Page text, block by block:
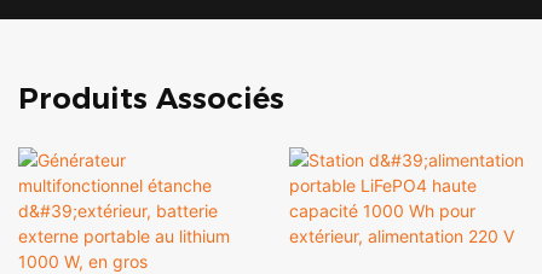
Produits Associés